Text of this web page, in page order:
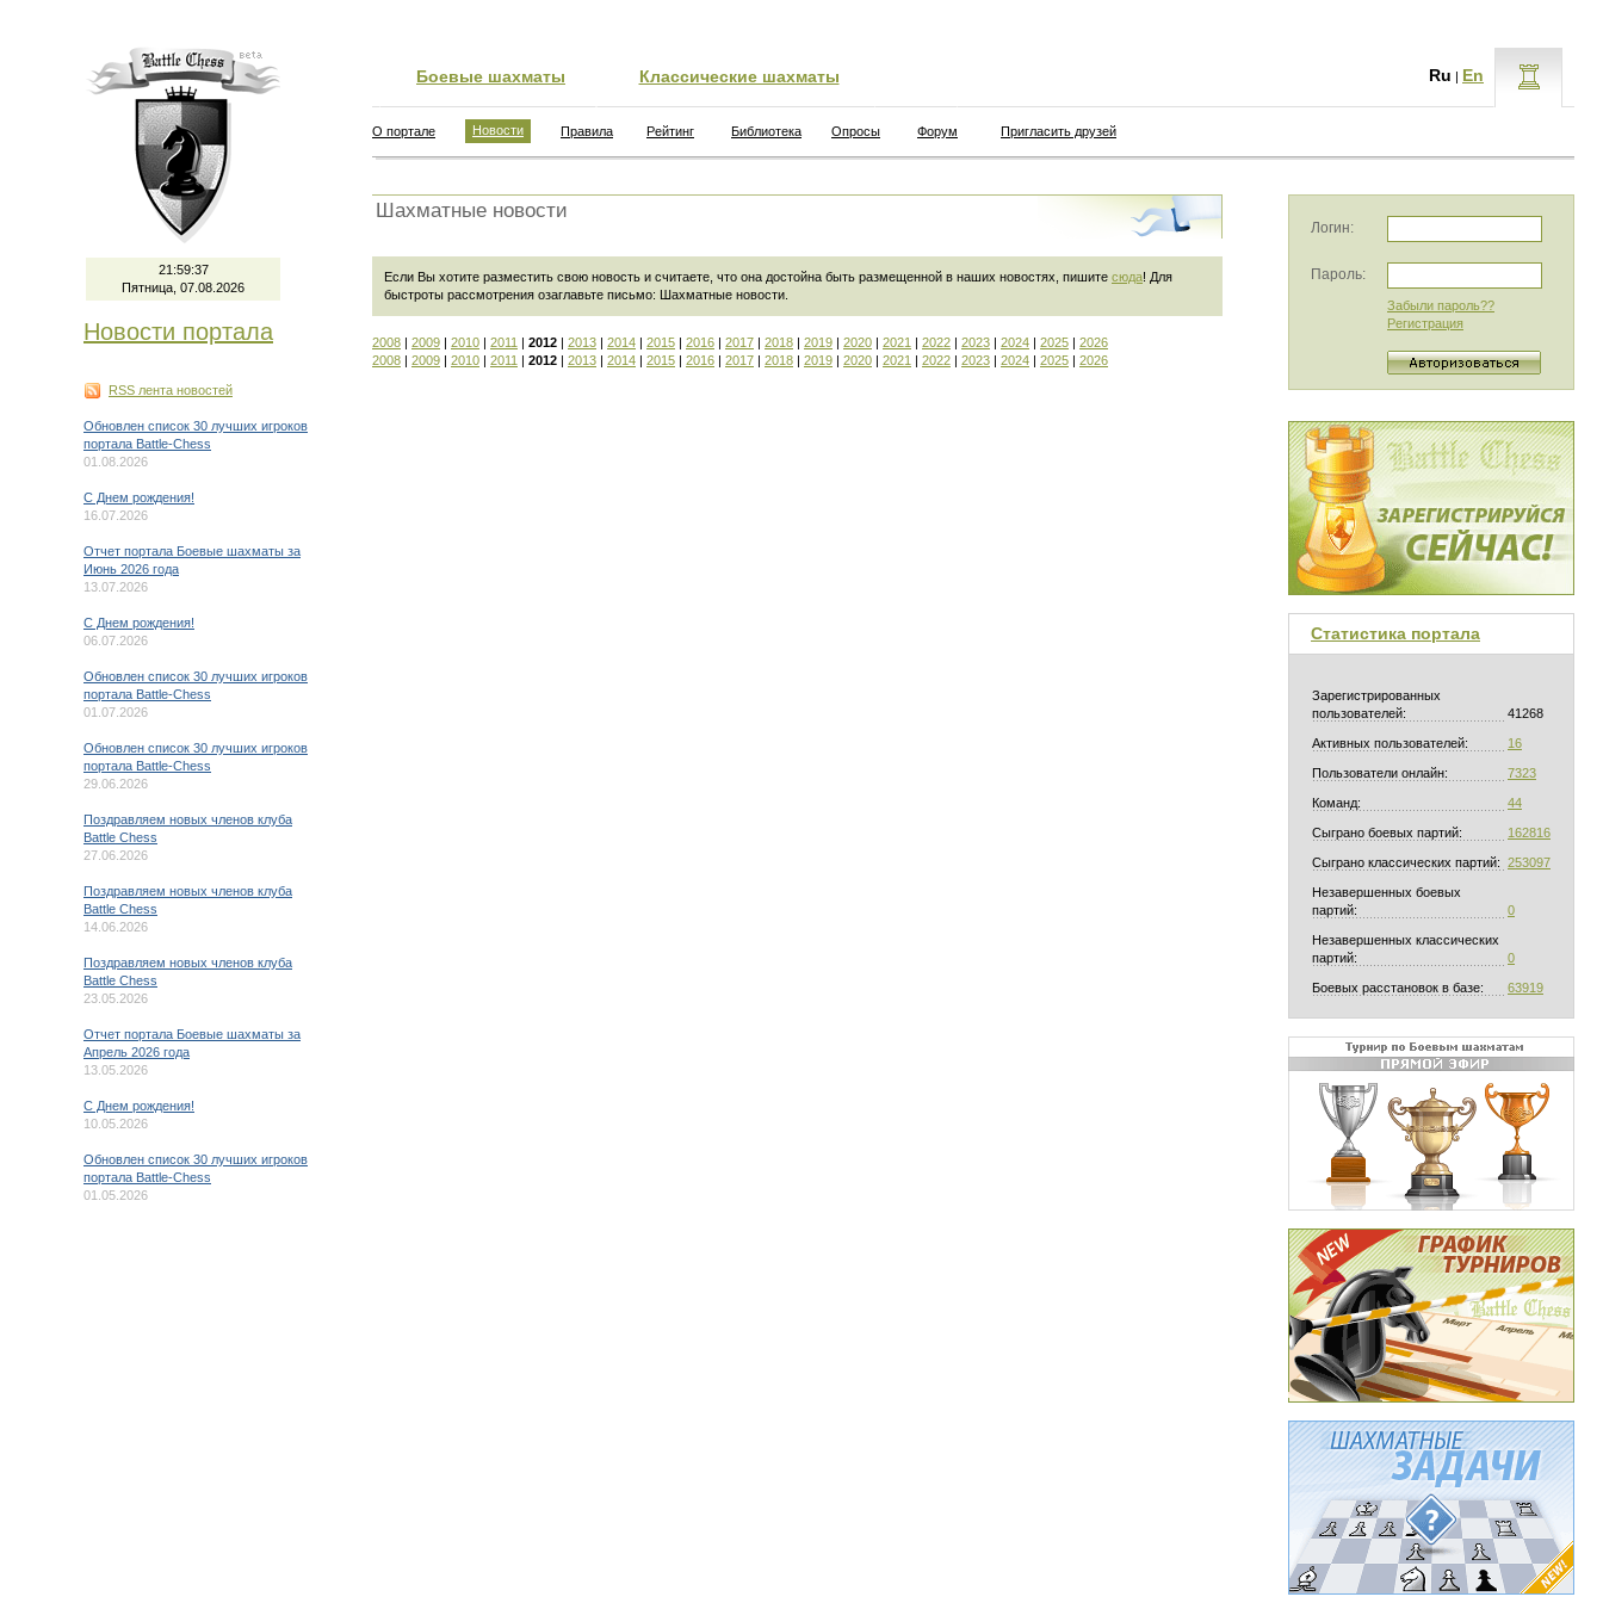
21:59:38
Пятница, 07.08.2026
Новости портала
RSS лента новостей
Обновлен список 30 лучших игроков
портала Battle-Chess
01.08.2026
C Днем рождения!
16.07.2026
Отчет портала Боевые шахматы за
Июнь 2026 года
13.07.2026
C Днем рождения!
06.07.2026
Обновлен список 30 лучших игроков
портала Battle-Chess
01.07.2026
Обновлен список 30 лучших игроков
портала Battle-Chess
29.06.2026
Поздравляем новых членов клуба
Battle Chess
27.06.2026
Поздравляем новых членов клуба
Battle Chess
14.06.2026
Поздравляем новых членов клуба
Battle Chess
23.05.2026
Отчет портала Боевые шахматы за
Апрель 2026 года
13.05.2026
C Днем рождения!
10.05.2026
Обновлен список 30 лучших игроков
портала Battle-Chess
01.05.2026
Боевые шахматы Классические шахматы Ru | En
О портале Новости Правила Рейтинг Библиотека Опросы Форум Пригласить друзей
Шахматные новости
Если Вы хотите разместить свою новость и считаете, что она достойна быть размещенной в наших новостях, пишите сюда! Для
быстроты рассмотрения озаглавьте письмо: Шахматные новости
2008 | 2009 | 2010 | 2011 | 2012 | 2013 | 2014 | 2015 | 2016 | 2017 | 2018 | 2019 | 2020 | 2021 | 2022 | 2023 | 2024 | 2025 | 2026
2008 | 2009 | 2010 | 2011 | 2012 | 2013 | 2014 | 2015 | 2016 | 2017 | 2018 | 2019 | 2020 | 2021 | 2022 | 2023 | 2024 | 2025 | 2026
Логин:
Пароль:
Забыли пароль??
Регистрация
Статистика портала
Зарегистрированных
пользователей:
41268
Активных пользователей: 16
Пользователи онлайн: 7323
Команд: 44
Сыграно боевых партий: 162816
Сыграно классических партий: 253097
Незавершенных боевых
партий:
0
Незавершенных классических
партий:
0
Боевых расстановок в базе: 63919